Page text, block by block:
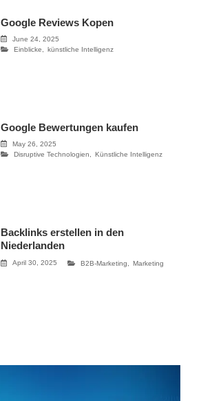
Google Reviews Kopen
June 24, 2025
Einblicke
künstliche Intelligenz
Google Bewertungen kaufen
May 26, 2025
Disruptive Technologien
Künstliche Intelligenz
Backlinks erstellen in den
Niederlanden
April 30, 2025 B2B-Marketing Marketing